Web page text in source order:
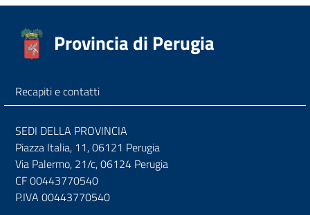
Provincia di Perugia
Recapiti e contatti
SEDI DELLA PROVINCIA
Piazza Italia, 11, 06121 Perugia
Via Palermo, 21/c, 06124 Perugia
CF 00443770540
P.IVA 00443770540